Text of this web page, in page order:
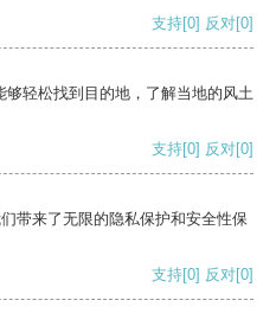
支持[0] 反对[0]
轻松找到目的地，了解当地的风土
支持[0] 反对[0]
带来了无限的隐私保护和安全性保
支持[0] 反对[0]